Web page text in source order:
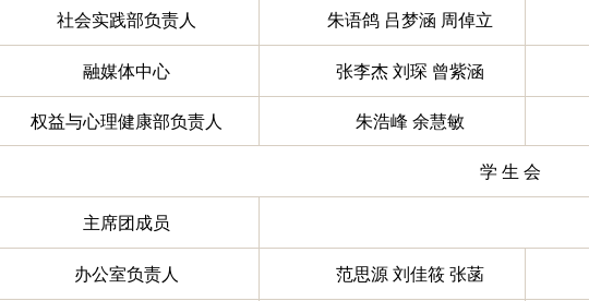
社会实践部负责人 朱语鸽 吕梦涵 周倬立
融媒体中心 张李杰 刘琛 曾紫涵
权益与心理健康部负责人 朱浩峰 余慧敏
学 生 会
主席团成员
办公室负责人 范思源 刘佳筱 张菡